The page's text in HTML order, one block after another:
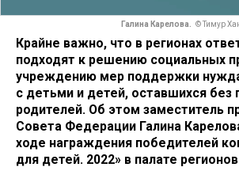
Галина Карелова. © Тимур
Крайне важно, что в регионах
подходят к решению социальных
учреждению мер поддержки
с детьми и детей, оставшихся без
родителей. Об этом заместитель
Совета Федерации Галина
ходе награждения победителей
для детей. 2022» в палате